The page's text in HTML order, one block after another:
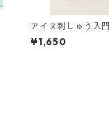
アイヌ刺しゅう入
編)
¥1,650